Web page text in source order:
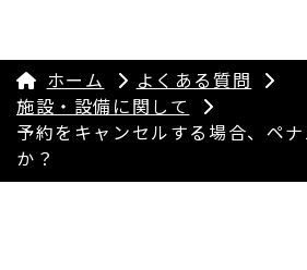
ホーム
よくある質問
施設・設備に関して
予約をキャンセルする場合、ペ
か？